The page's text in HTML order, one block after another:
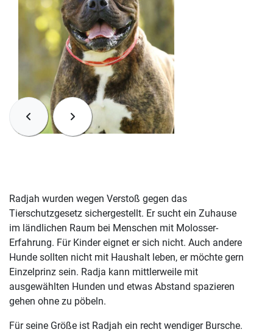
Radjah wurden wegen Verstoß gegen das
Tierschutzgesetz sichergestellt. Er sucht ein Zuhause
im ländlichen Raum bei Menschen mit Molosser-
Erfahrung. Für Kinder eignet er sich nicht. Auch andere
Hunde sollten nicht mit Haushalt leben, er möchte gern
Einzelprinz sein. Radja kann mittlerweile mit
ausgewählten Hunden und etwas Abstand spazieren
gehen ohne zu pöbeln.
Für seine Größe ist Radjah ein recht wendiger Bursche.